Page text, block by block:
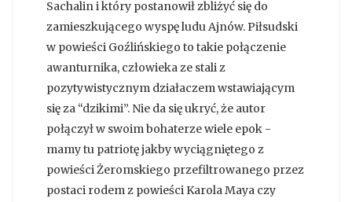
Sachalin i który postanowił zbliżyć się do
zamieszkującego wyspę ludu Ajnów. Piłsudski
w powieści Goźlińskiego to takie połączenie
awanturnika, człowieka ze stali z
pozytywistycznym działaczem wstawiającym
się za “dzikimi”. Nie da się ukryć, że autor
połączył w swoim bohaterze wiele epok -
mamy tu patriotę jakby wyciągniętego z
powieści Żeromskiego przefiltrowanego przez
postaci rodem z powieści Karola Maya czy